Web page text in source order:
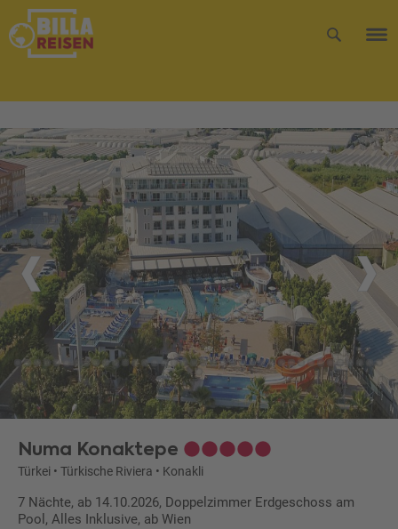
Numa Konaktepe
Türkei • Türkische Riviera • Konakli
7 Nächte, ab 14.10.2026, Doppelzimmer Erdgeschoss am
Pool, Alles Inklusive, ab Wien